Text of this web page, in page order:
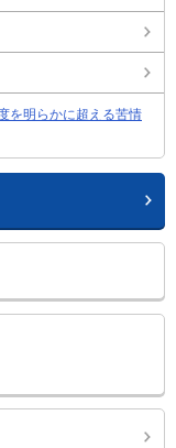
を明らかに超える苦情